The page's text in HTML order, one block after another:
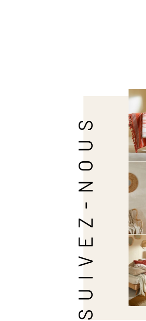
SUIVEZ-NOUS